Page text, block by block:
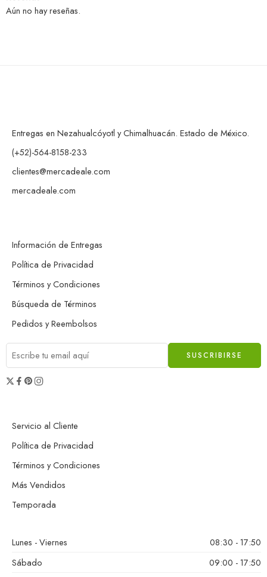
Aún no hay reseñas.
Entregas en Nezahualcóyotl y Chimalhuacán. Estado de México.
(+52)-564-8158-233
clientes@mercadeale.com
mercadeale.com
Información de Entregas
Política de Privacidad
Términos y Condiciones
Búsqueda de Términos
Pedidos y Reembolsos
Servicio al Cliente
Política de Privacidad
Términos y Condiciones
Más Vendidos
Temporada
Lunes - Viernes
08:30 - 17:50
Sábado
09:00 - 17:50